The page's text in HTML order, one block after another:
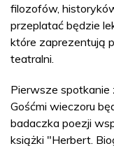
filozofów,
przeplatać będzie
które zaprezentują
teatralni.
Pierwsze
Gośćmi wieczoru
badaczka poezji
książki "Herbert.